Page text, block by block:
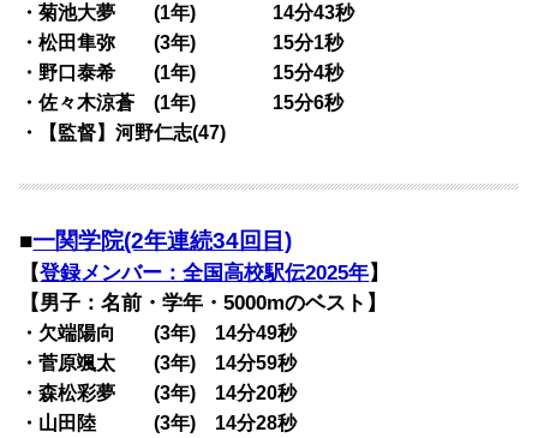
・菊池大夢 (1年) 14分43秒
・松田隼弥 (3年) 15分1秒
・野口泰希 (1年) 15分4秒
・佐々木涼蒼 (1年) 15分6秒
・【監督】河野仁志(47)
■一関学院(2年連続34回目)
【登録メンバー：全国高校駅伝2025年】
【男子：名前・学年・5000mのベスト】
・欠端陽向 (3年) 14分49秒
・菅原颯太 (3年) 14分59秒
・森松彩夢 (3年) 14分20秒
・山田陸 (3年) 14分28秒